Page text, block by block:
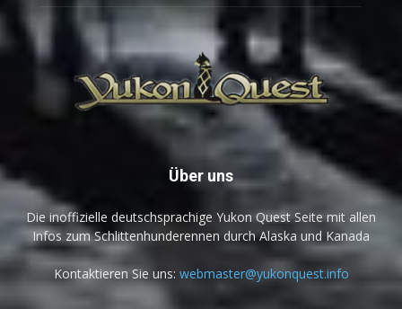
Über uns
Die inoffizielle deutschsprachige Yukon Quest Seite mit allen
Infos zum Schlittenhunderennen durch Alaska und Kanada
Kontaktieren Sie uns: webmaster@yukonquest.info